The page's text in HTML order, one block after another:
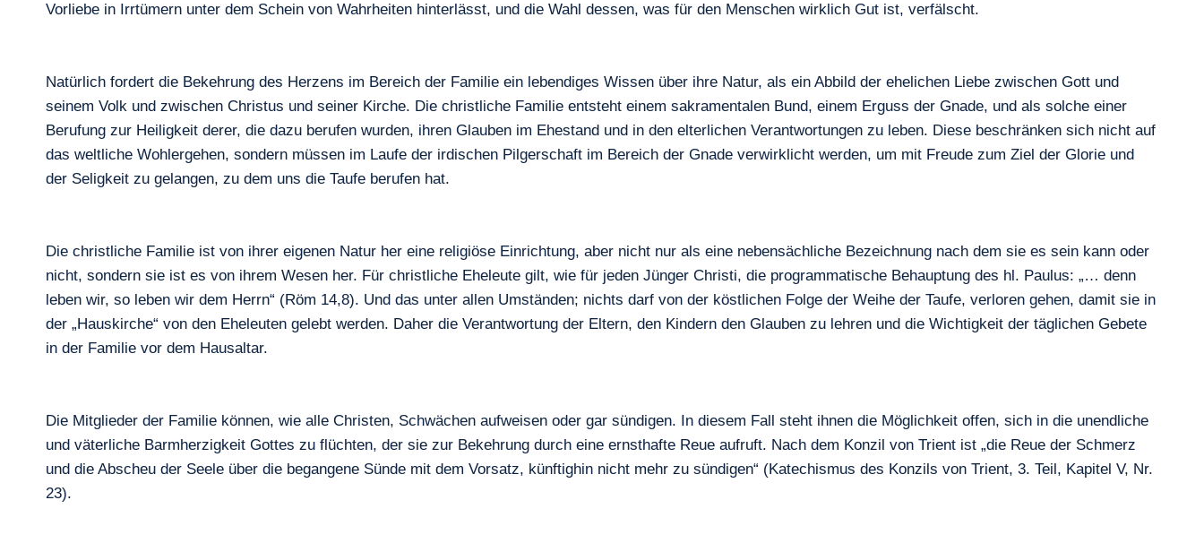
Vorliebe in Irrtümern unter dem Schein von Wahrheiten hinterlässt, und die Wahl dessen, was für den Menschen wirklich Gut ist, verfälscht.
Natürlich fordert die Bekehrung des Herzens im Bereich der Familie ein lebendiges Wissen über ihre Natur, als ein Abbild der ehelichen Liebe zwischen Gott und
seinem Volk und zwischen Christus und seiner Kirche. Die christliche Familie entsteht einem sakramentalen Bund, einem Erguss der Gnade, und als solche einer
Berufung zur Heiligkeit derer, die dazu berufen wurden, ihren Glauben im Ehestand und in den elterlichen Verantwortungen zu leben. Diese beschränken sich nicht auf
das weltliche Wohlergehen, sondern müssen im Laufe der irdischen Pilgerschaft im Bereich der Gnade verwirklicht werden, um mit Freude zum Ziel der Glorie und
der Seligkeit zu gelangen, zu dem uns die Taufe berufen hat.
Die christliche Familie ist von ihrer eigenen Natur her eine religiöse Einrichtung, aber nicht nur als eine nebensächliche Bezeichnung nach dem sie es sein kann oder
nicht, sondern sie ist es von ihrem Wesen her. Für christliche Eheleute gilt, wie für jeden Jünger Christi, die programmatische Behauptung des hl. Paulus: „… denn
leben wir, so leben wir dem Herrn“ (Röm 14,8). Und das unter allen Umständen; nichts darf von der köstlichen Folge der Weihe der Taufe, verloren gehen, damit sie in
der „Hauskirche“ von den Eheleuten gelebt werden. Daher die Verantwortung der Eltern, den Kindern den Glauben zu lehren und die Wichtigkeit der täglichen Gebete
in der Familie vor dem Hausaltar.
Die Mitglieder der Familie können, wie alle Christen, Schwächen aufweisen oder gar sündigen. In diesem Fall steht ihnen die Möglichkeit offen, sich in die unendliche
und väterliche Barmherzigkeit Gottes zu flüchten, der sie zur Bekehrung durch eine ernsthafte Reue aufruft. Nach dem Konzil von Trient ist „die Reue der Schmerz
und die Abscheu der Seele über die begangene Sünde mit dem Vorsatz, künftighin nicht mehr zu sündigen“ (Katechismus des Konzils von Trient, 3. Teil, Kapitel V, Nr.
23).